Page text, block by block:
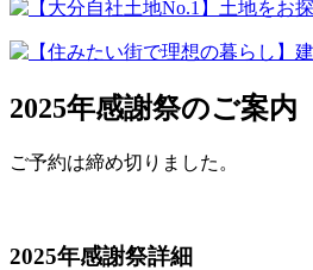
2025年感謝祭のご案内
ご予約は締め切りました。
2025年感謝祭詳細